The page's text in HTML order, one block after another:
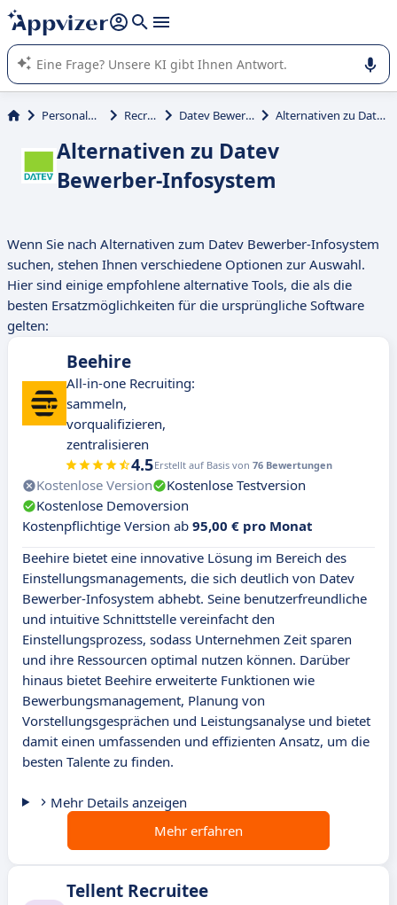
beantworten (mehrere Zeilen mit
Die KI von Appvizer führt Sie bei der Nutzung oder Auswahl
von SaaS-Software in Unternehmen.
Personalmanagement Recruitment Datev Bewerber-Infosystem Alternativen zu Datev Bewerber-Infosystem
Alternativen zu Datev
Bewerber-Infosystem
Wenn Sie nach Alternativen zum Datev Bewerber-Infosystem
suchen, stehen Ihnen verschiedene Optionen zur Auswahl.
Hier sind einige empfohlene alternative Tools, die als die
besten Ersatzmöglichkeiten für die ursprüngliche Software
gelten:
Beehire
All-in-one Recruiting:
sammeln,
vorqualifizieren,
zentralisieren
4.5Erstellt auf Basis von 76 Bewertungen
Kostenlose Version
Kostenlose Testversion
Kostenlose Demoversion
Kostenpflichtige Version ab 95,00 € pro Monat
Beehire bietet eine innovative Lösung im Bereich des
Einstellungsmanagements, die sich deutlich von Datev
Bewerber-Infosystem abhebt. Seine benutzerfreundliche
und intuitive Schnittstelle vereinfacht den
Einstellungsprozess, sodass Unternehmen Zeit sparen
und ihre Ressourcen optimal nutzen können. Darüber
hinaus bietet Beehire erweiterte Funktionen wie
Bewerbungsmanagement, Planung von
Vorstellungsgesprächen und Leistungsanalyse und bietet
damit einen umfassenden und effizienten Ansatz, um die
besten Talente zu finden.
Mehr Details anzeigen
Mehr erfahren
Tellent Recruitee